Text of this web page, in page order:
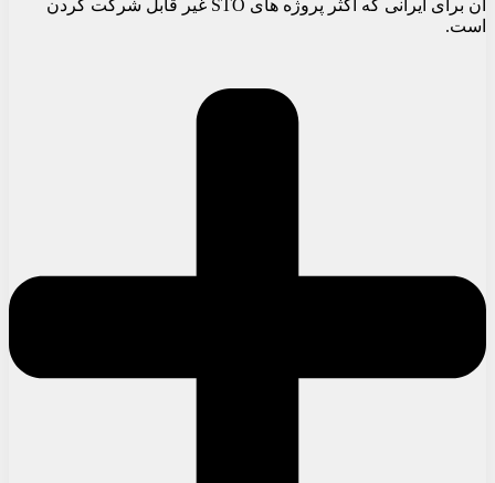
آن برای ایرانی که اکثر پروژه های STO غیر قابل شرکت کردن
است.